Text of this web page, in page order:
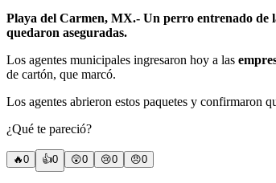
Playa del Carmen, MX.- Un perro entrenado de
quedaron aseguradas.
Los agentes municipales ingresaron hoy a las
de cartón, que marcó.
Los agentes abrieron estos paquetes y confirmaron
¿Qué te pareció?
🔥0 👍0 😲0 😢0 😠0